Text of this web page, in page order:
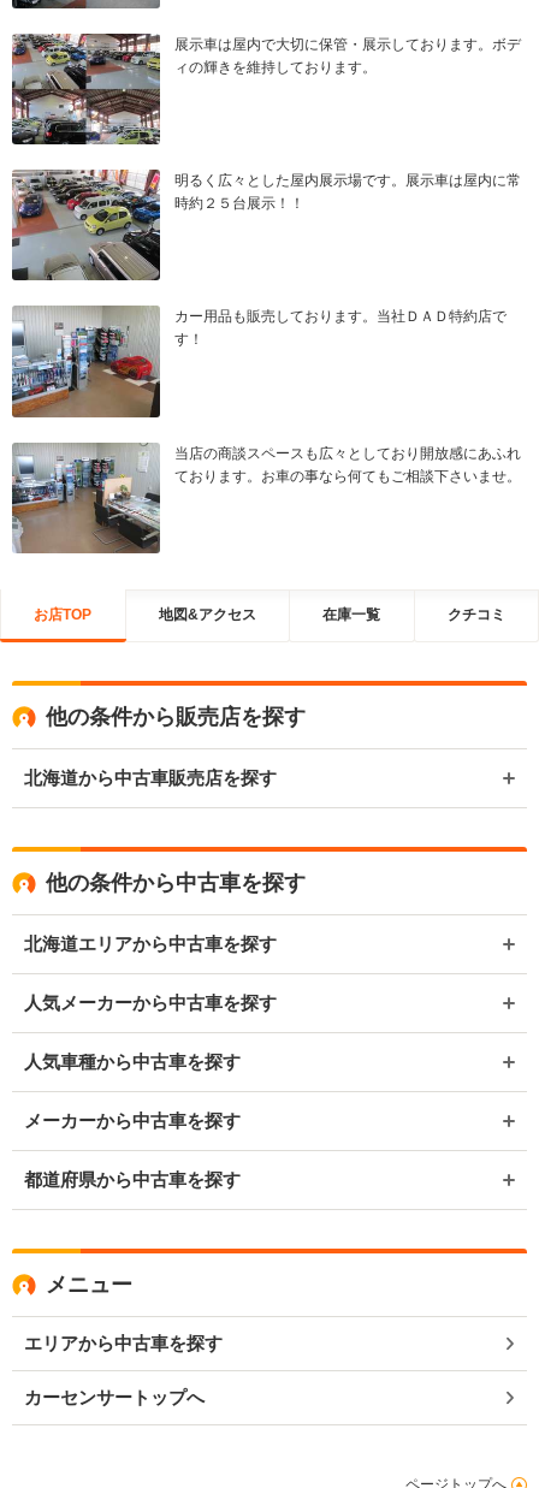
展示車は屋内で大切に保管・展示しております。ボデ
ィの輝きを維持しております。
明るく広々とした屋内展示場です。展示車は屋内に常
時約２５台展示！！
カー用品も販売しております。当社ＤＡＤ特約店で
す！
当店の商談スペースも広々としており開放感にあふれ
ております。お車の事なら何てもご相談下さいませ。
お店TOP 地図&アクセス 在庫一覧 クチコミ
他の条件から販売店を探す
北海道から中古車販売店を探す
他の条件から中古車を探す
北海道エリアから中古車を探す
人気メーカーから中古車を探す
人気車種から中古車を探す
メーカーから中古車を探す
都道府県から中古車を探す
メニュー
エリアから中古車を探す
カーセンサートップへ
ページトップへ